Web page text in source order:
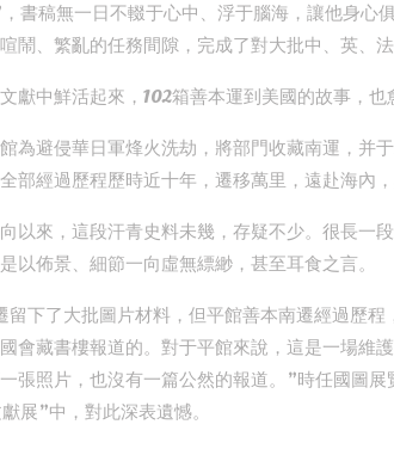
書稿無一日不輟于心中、浮于腦海，讓他身心
鬧、繁亂的任務間隙，完成了對大批中、英、
獻中鮮活起來，102箱善本運到美國的故事，也
為避侵華日軍烽火洗劫，將部門收藏南運，并
部經過歷程歷時近十年，遷移萬里，遠赴海內，
以來，這段汗青史料未幾，存疑不少。很長一
以佈景、細節一向虛無縹緲，甚至耳食之言。
留下了大批圖片材料，但平館善本南遷經過歷
會藏書樓報道的。對于平館來說，這是一場維
張照片，也沒有一篇公然的報道。”時任國圖
展”中，對此深表遺憾。